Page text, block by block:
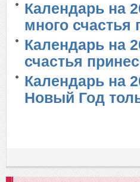
Календарь на
много счастья
Календарь на
счастья
Календарь на
Новый Год